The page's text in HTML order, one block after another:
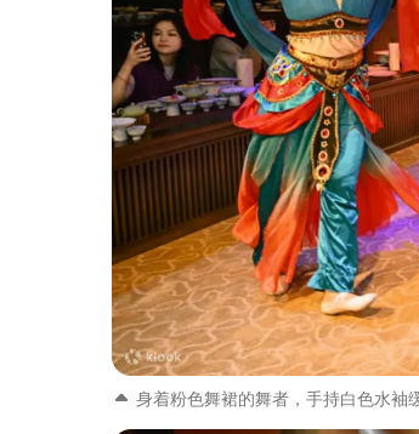
身着粉色舞裙的舞者，手持白色水袖